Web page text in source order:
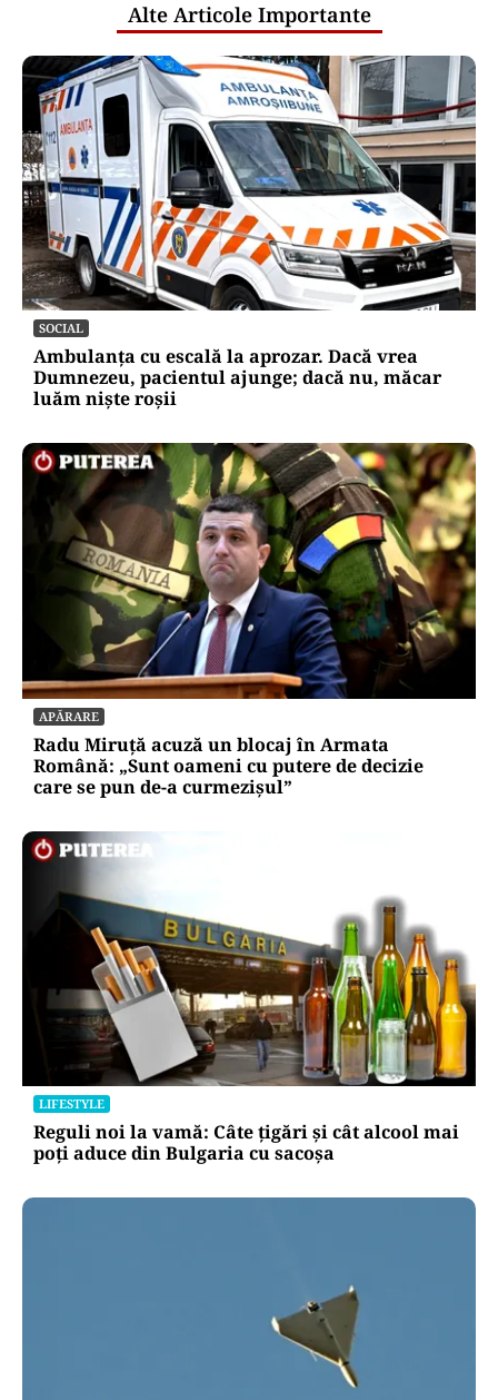
Alte Articole Importante
SOCIAL
Ambulanța cu escală la aprozar. Dacă vrea
Dumnezeu, pacientul ajunge; dacă nu, măcar
luăm niște roșii
APĂRARE
Radu Miruță acuză un blocaj în Armata
Română: „Sunt oameni cu putere de decizie
care se pun de-a curmezișul”
LIFESTYLE
Reguli noi la vamă: Câte țigări și cât alcool mai
poți aduce din Bulgaria cu sacoșa